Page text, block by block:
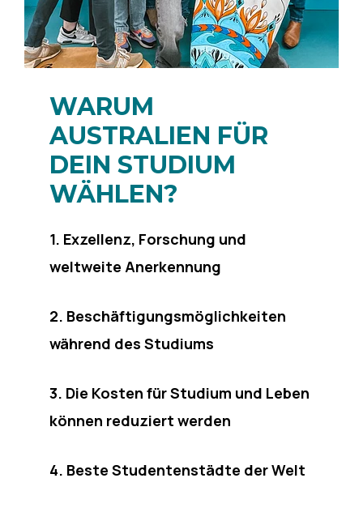
WARUM
AUSTRALIEN FÜR
DEIN STUDIUM
WÄHLEN?
1. Exzellenz, Forschung und
weltweite Anerkennung
2. Beschäftigungsmöglichkeiten
während des Studiums
3. Die Kosten für Studium und Leben
können reduziert werden
4. Beste Studentenstädte der Welt